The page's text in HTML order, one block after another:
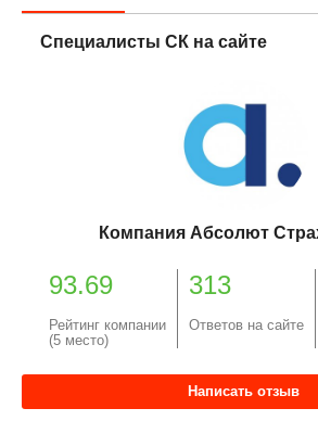
Специалисты СК на сайте
Компания Абсолют
93.69
Рейтинг компании
(5 место)
313
Ответов на сайте
Написать отзыв